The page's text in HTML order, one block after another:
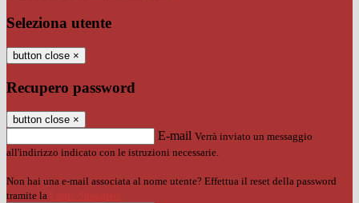
Seleziona utente
button close ×
Recupero password
button close ×
E-mail Verrà inviato un messaggio
all'indirizzo indicato con le istruzioni necessarie.
Non hai una e-mail associata al nome utente? Effettua il reset della password
tramite la Login Spaggiari